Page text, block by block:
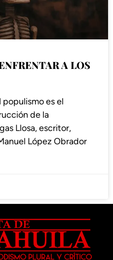
A LOS
populismo es el
de la
Llosa, escritor,
López Obrador